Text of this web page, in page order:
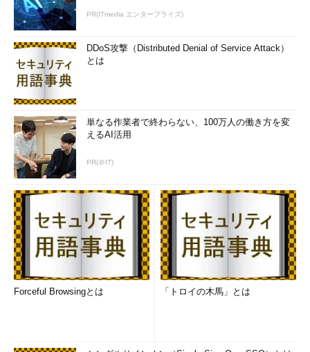
日評価版メディアを発行する作業を開始しました。その作業の中で
評価版メディアに問題があることが判明し、現在、それを修正する
Microsoft Hyper-V Server 2019のダウンロードサイトには、現
在もそう説明されています（
Windows Server 2019が利用できるとか、製品版メディアには影
響しないとかとも書いていますが、Microsoft Hyper-V Server
2019を待っている人には意味が通らないでしょう。
“評価版メディアの問題”とは、製品版がOSビルド17763.107ベ
PR(ITmedia エンタープライズ)
DDoS攻撃（Distributed Denial of Service Attack）
とは
単なる作業者で終わらない、100万人の働き方を変
えるAI活用
PR(＠IT)
Forceful Browsingとは 「トロイの木馬」とは